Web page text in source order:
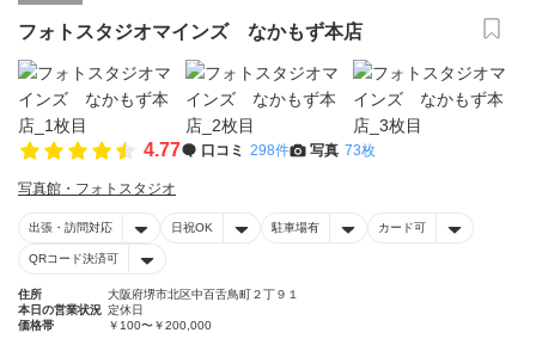
フォトスタジオマインズ なかもず本店
4.77 口コミ 298件 写真 73枚
写真館・フォトスタジオ
出張・訪問対応 日祝OK 駐車場有 カード可
QRコード決済可
住所
大阪府堺市北区中百舌鳥町２丁９１
本日の営業状況 定休日
価格帯
￥100〜￥200,000